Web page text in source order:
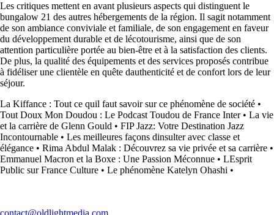
Les critiques mettent en avant plusieurs aspects qui distinguent le
bungalow 21 des autres hébergements de la région. Il sagit notamment
de son ambiance conviviale et familiale, de son engagement en faveur
du développement durable et de lécotourisme, ainsi que de son
attention particulière portée au bien-être et à la satisfaction des clients.
De plus, la qualité des équipements et des services proposés contribue
à fidéliser une clientèle en quête dauthenticité et de confort lors de leur
séjour.
La Kiffance : Tout ce quil faut savoir sur ce phénomène de société •
Tout Doux Mon Doudou : Le Podcast Toudou de France Inter• La vie
et la carrière de Glenn Gould • FIP Jazz: Votre Destination Jazz
Incontournable • Les meilleures façons dinsulter avec classe et
élégance • Rima Abdul Malak : Découvrez sa vie privée et sa carrière •
Emmanuel Macron et la Boxe : Une Passion Méconnue • LEsprit
Public sur France Culture • Le phénomène Katelyn Ohashi •
contact@oldlightmedia.com